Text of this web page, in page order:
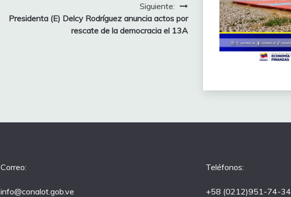
Siguiente:
Presidenta (E) Delcy Rodríguez anuncia actos por
rescate de la democracia el 13A
Correo:
info@conalot.gob.ve
Teléfonos:
+58 (0212)951-74-34